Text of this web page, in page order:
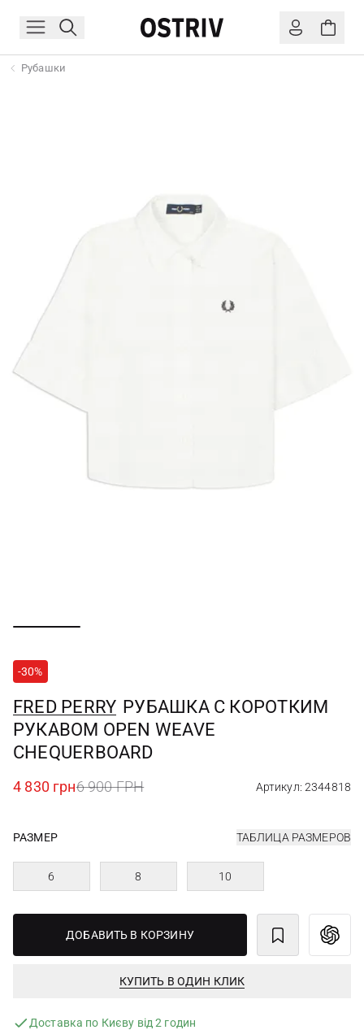
Рубашки
-30%
FRED PERRY РУБАШКА С КОРОТКИМ
РУКАВОМ OPEN WEAVE
CHEQUERBOARD
4 830 грн6 900 ГРН Артикул: 2344818
РАЗМЕР ТАБЛИЦА РАЗМЕРОВ
6 8 10
ДОБАВИТЬ В КОРЗИНУ
КУПИТЬ В ОДИН КЛИК
Доставка по Києву від 2 годин